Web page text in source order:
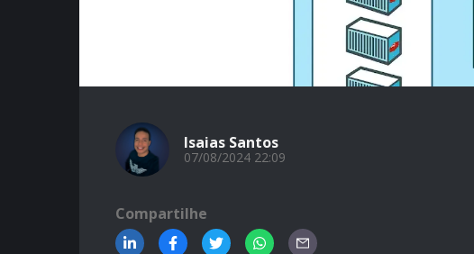
Isaias Santos
07/08/2024 22:09
Compartilhe